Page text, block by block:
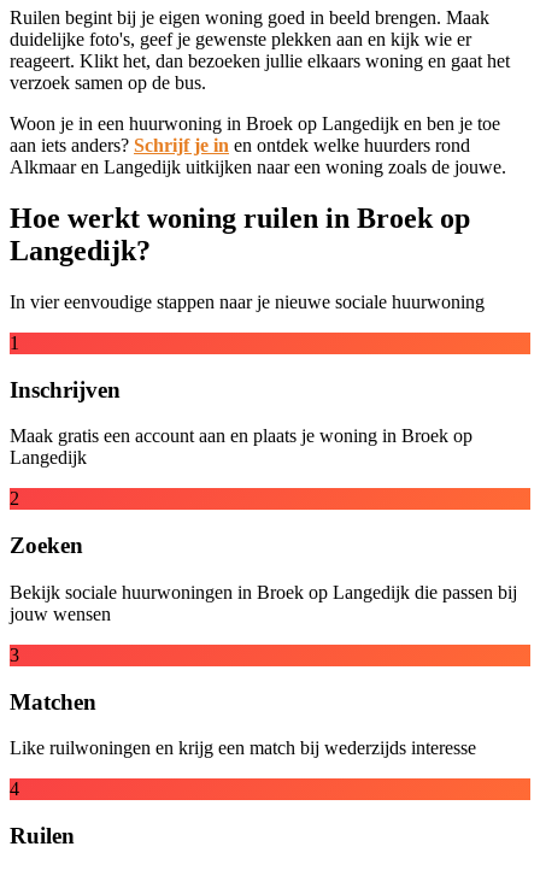
Ruilen begint bij je eigen woning goed in beeld brengen. Maak
duidelijke foto's, geef je gewenste plekken aan en kijk wie er
reageert. Klikt het, dan bezoeken jullie elkaars woning en gaat het
verzoek samen op de bus.
Woon je in een huurwoning in Broek op Langedijk en ben je toe
aan iets anders? Schrijf je in en ontdek welke huurders rond
Alkmaar en Langedijk uitkijken naar een woning zoals de jouwe.
Hoe werkt woning ruilen in Broek op
Langedijk?
In vier eenvoudige stappen naar je nieuwe sociale huurwoning
1
Inschrijven
Maak gratis een account aan en plaats je woning in Broek op
Langedijk
2
Zoeken
Bekijk sociale huurwoningen in Broek op Langedijk die passen bij
jouw wensen
3
Matchen
Like ruilwoningen en krijg een match bij wederzijds interesse
4
Ruilen